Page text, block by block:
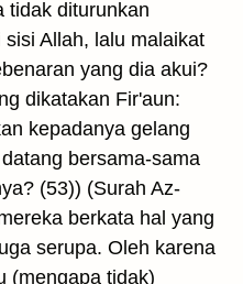
tidak diturunkan
Allah, lalu malaikat
yang dia akui?
dikatakan Fir'aun:
kepadanya gelang
bersama-sama
(53)) (Surah Az-
berkata hal yang
serupa. Oleh karena
(mengapa tidak)